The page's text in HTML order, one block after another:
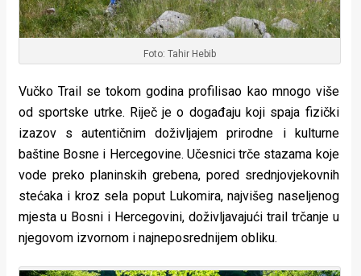
Foto: Tahir Hebib
Vučko Trail se tokom godina profilisao kao mnogo više
od sportske utrke. Riječ je o događaju koji spaja fizički
izazov s autentičnim doživljajem prirodne i kulturne
baštine Bosne i Hercegovine. Učesnici trče stazama koje
vode preko planinskih grebena, pored srednjovjekovnih
stećaka i kroz sela poput Lukomira, najvišeg naseljenog
mjesta u Bosni i Hercegovini, doživljavajući trail trčanje u
njegovom izvornom i najneposrednijem obliku.